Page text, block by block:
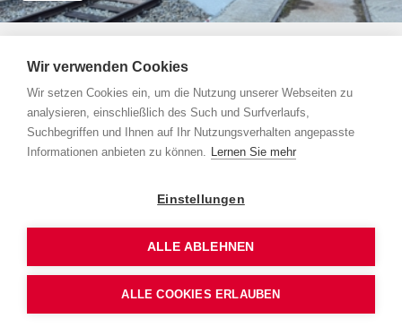
Printausgabe bestellen
Lötschberg-Scheiteltunnel
Erneuerung Fahrbahn Südabschnitt Lötschberg-
Scheiteltunnel
Wir verwenden Cookies
Wir setzen Cookies ein, um die Nutzung unserer Webseiten zu
analysieren, einschließlich des Such und Surfverlaufs,
Suchbegriffen und Ihnen auf Ihr Nutzungsverhalten angepasste
Informationen anbieten zu können. Lernen Sie mehr
Einstellungen
ALLE ABLEHNEN
ALLE COOKIES ERLAUBEN